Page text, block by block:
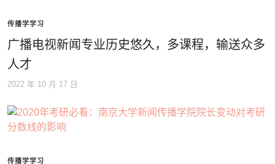
传播学学习
广播电视新闻专业历史悠久，多课程，输送众多
人才
2022 年 10 月 17 日
传播学学习